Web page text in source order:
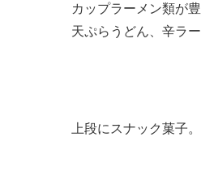
カップラーメン類が豊
天ぷらうどん、辛ラ
上段にスナック菓子